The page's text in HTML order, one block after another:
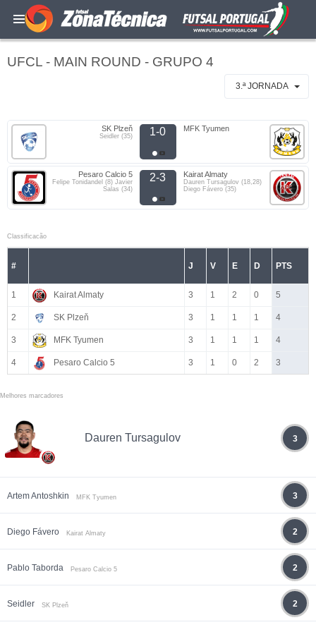
UFCL - MAIN ROUND - GRUPO 4
3.ª JORNADA
SK Plzeň
Seidler (35) 1-0 MFK Tyumen
Pesaro Calcio 5
Felipe Tonidandel (8) Javier
Salas (34)
2-3 Kairat Almaty
Dauren Tursagulov (18,28)
Diego Fávero (35)
Classificacão
# J V E D PTS
1 Kairat Almaty 3 1 2 0 5
2 SK Plzeň 3 1 1 1 4
3 MFK Tyumen 3 1 1 1 4
4 Pesaro Calcio 5 3 1 0 2 3
Melhores marcadores
Dauren Tursagulov 3
Artem Antoshkin MFK Tyumen 3
Diego Fávero Kairat Almaty 2
Pablo Taborda Pesaro Calcio 5 2
Seidler SK Plzeň 2